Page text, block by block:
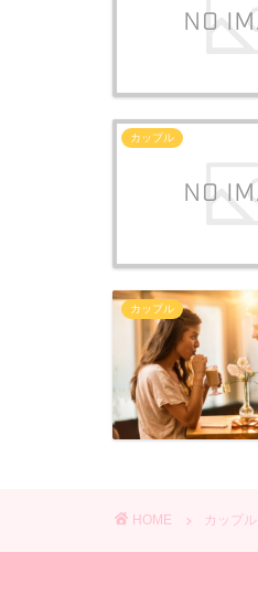
カップル
カップル
HOME カップル